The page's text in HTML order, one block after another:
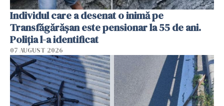
Individul care a desenat o inimă pe
Transfăgărășan este pensionar la 55 de ani.
Poliția l-a identificat
07 AUGUST 2026